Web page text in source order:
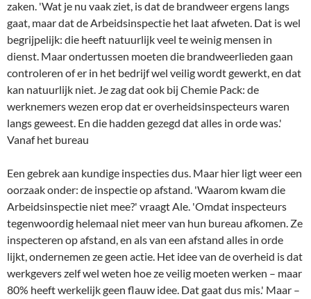
zaken. 'Wat je nu vaak ziet, is dat de brandweer ergens langs
gaat, maar dat de Arbeidsinspectie het laat afweten. Dat is wel
begrijpelijk: die heeft natuurlijk veel te weinig mensen in
dienst. Maar ondertussen moeten die brandweerlieden gaan
controleren of er in het bedrijf wel veilig wordt gewerkt, en dat
kan natuurlijk niet. Je zag dat ook bij Chemie Pack: de
werknemers wezen erop dat er overheidsinspecteurs waren
langs geweest. En die hadden gezegd dat alles in orde was.'
Vanaf het bureau
Een gebrek aan kundige inspecties dus. Maar hier ligt weer een
oorzaak onder: de inspectie op afstand. 'Waarom kwam die
Arbeidsinspectie niet mee?' vraagt Ale. 'Omdat inspecteurs
tegenwoordig helemaal niet meer van hun bureau afkomen. Ze
inspecteren op afstand, en als van een afstand alles in orde
lijkt, ondernemen ze geen actie. Het idee van de overheid is dat
werkgevers zelf wel weten hoe ze veilig moeten werken – maar
80% heeft werkelijk geen flauw idee. Dat gaat dus mis.' Maar –